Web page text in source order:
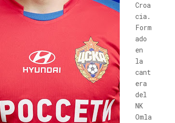
Croa
cia.
Form
ado
en
la
cant
era
del
NK
Omla